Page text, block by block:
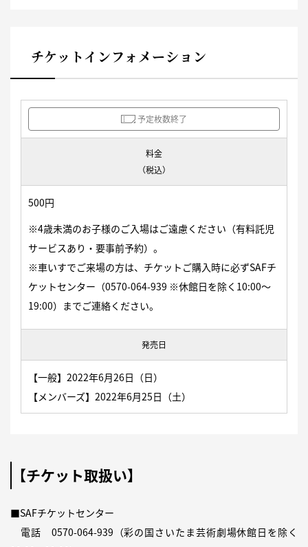
チケットインフォメーション
予定枚数終了
料金
（税込）
500円
※4歳未満のお子様のご入場はご遠慮ください（有料託児
サービスあり・要事前予約）。
※車いすでご来場の方は、チケットご購入時に必ずSAFチ
ケットセンター（0570-064-939 ※休館日を除く10:00〜
19:00）までご連絡ください。
発売日
【一般】2022年6月26日（日）
【メンバーズ】2022年6月25日（土）
【チケット取扱い】
■SAFチケットセンター
電話 0570-064-939 （彩の国さいたま芸術劇場休館日を除く